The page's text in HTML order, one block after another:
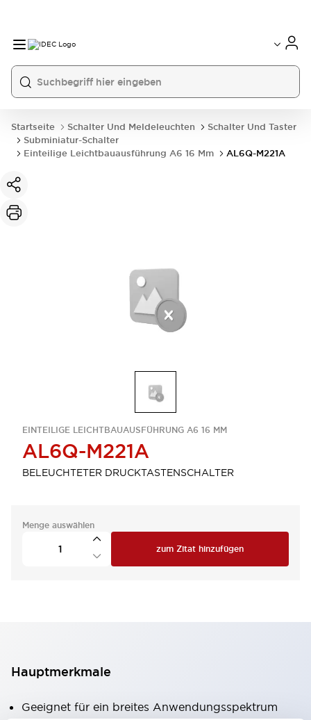
Startseite Schalter Und Meldeleuchten
Schalter Und Taster
Subminiatur-Schalter
Einteilige Leichtbauausführung A6 16 Mm
AL6Q-M221A
EINTEILIGE LEICHTBAUAUSFÜHRUNG A6 16 MM
AL6Q-M221A
BELEUCHTETER DRUCKTASTENSCHALTER
Menge auswählen
zum Zitat hinzufügen
Hauptmerkmale
Geeignet für ein breites Anwendungsspektrum